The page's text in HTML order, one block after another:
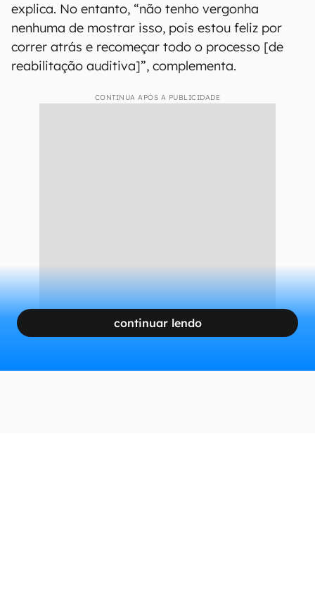
explica. No entanto, “não tenho vergonha
nenhuma de mostrar isso, pois estou feliz por
correr atrás e recomeçar todo o processo [de
reabilitação auditiva]”, complementa.
CONTINUA APÓS A PUBLICIDADE
continuar lendo